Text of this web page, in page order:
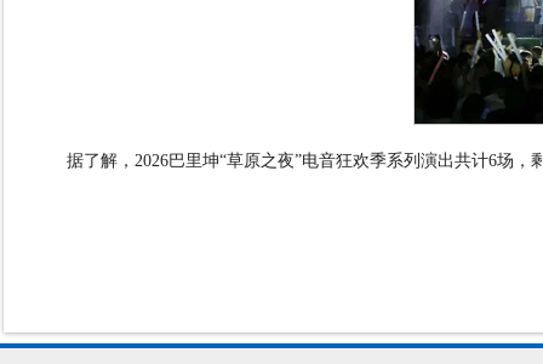
据了解，2026巴里坤“草原之夜”电音狂欢季系列演出共计6场，